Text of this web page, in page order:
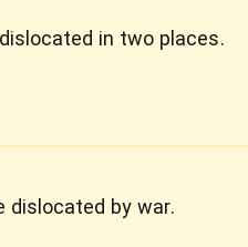
in two places.
dislocated by war.